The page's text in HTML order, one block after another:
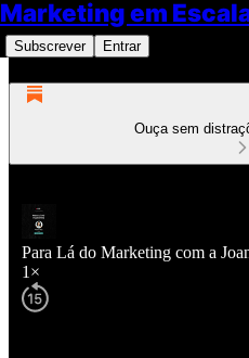
Marketing em
Subscrever Entrar
Ouça sem
Para Lá do Marketing com a
1×